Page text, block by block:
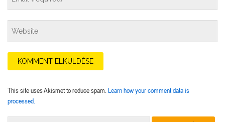
This site uses Akismet to reduce spam. Learn how your comment data is
processed.